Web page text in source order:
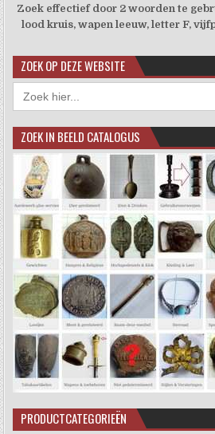
Zoek effectief door 2 woorden te
lood kruis, wapen leeuw, letter F,
ZOEK OP DEZE WEBSITE
Zoek
naar:
ZOEK IN BEELD CATALOGUS
PRODUCTCATEGORIEËN